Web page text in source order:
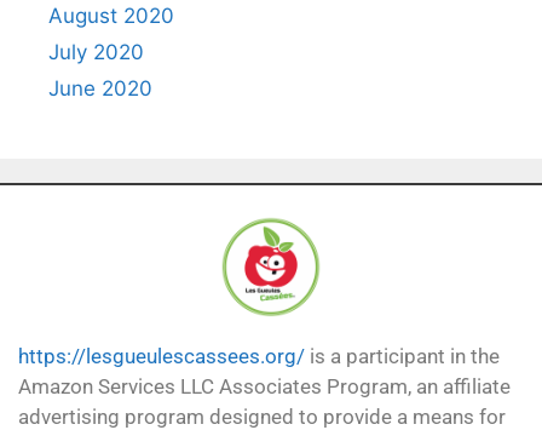
August 2020
July 2020
June 2020
https://lesgueulescassees.org/ is a participant in the
Amazon Services LLC Associates Program, an affiliate
advertising program designed to provide a means for